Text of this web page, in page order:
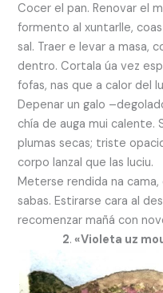
Cocer el pan. Renovar el
formento al xuntarlle,
sal. Traer e levar a masa,
dentro. Cortala úa vez
fofas, nas que a calor del
Depenar un galo
chía de auga mui calente.
plumas secas; triste
corpo lanzal que las luciu.
Meterse rendida na
sabas. Estirarse cara al
recomenzar mañá con
2. «Violeta uz